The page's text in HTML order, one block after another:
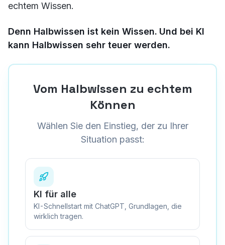
echtem Wissen.
Denn Halbwissen ist kein Wissen. Und bei KI
kann Halbwissen sehr teuer werden.
Vom Halbwissen zu echtem
Können
Wählen Sie den Einstieg, der zu Ihrer
Situation passt:
KI für alle
KI-Schnellstart mit ChatGPT, Grundlagen, die
wirklich tragen.